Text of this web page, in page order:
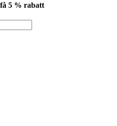
5 % rabatt